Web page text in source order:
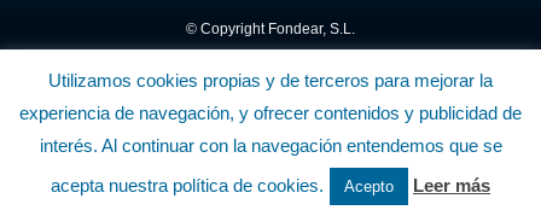
© Copyright Fondear, S.L.
Aunque se consideran exactas, declinamos toda responsabilidad sobre la
información y precios inscritos. Estas informaciones no son contractuales.
Política de privacidad y cookies .........................-......................... Política de utilización
Utilizamos cookies propias y de terceros para mejorar la
experiencia de navegación, y ofrecer contenidos y publicidad de
interés. Al continuar con la navegación entendemos que se
acepta nuestra política de cookies.
Acepto Leer más